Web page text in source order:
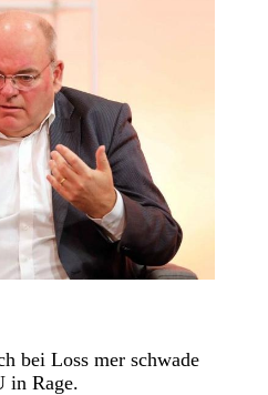
bei Loss mer schwade
in Rage.